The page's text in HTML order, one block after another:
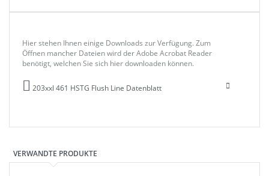
Hier stehen Ihnen einige Downloads zur Verfügung. Zum
Öffnen mancher Dateien wird der Adobe Acrobat Reader
benötigt, welchen Sie sich hier downloaden können.
203xxl 461 HSTG Flush Line Datenblatt
VERWANDTE PRODUKTE